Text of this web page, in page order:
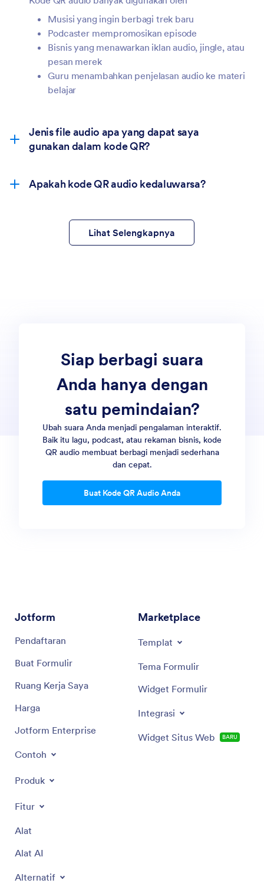
Musisi yang ingin berbagi trek baru
Podcaster mempromosikan episode
Bisnis yang menawarkan iklan audio, jingle, atau
pesan merek
Guru menambahkan penjelasan audio ke materi
belajar
Jenis file audio apa yang dapat saya
gunakan dalam kode QR?
Apakah kode QR audio kedaluwarsa?
Lihat Selengkapnya
Siap berbagi suara
Anda hanya dengan
satu pemindaian?
Ubah suara Anda menjadi pengalaman interaktif.
Baik itu lagu, podcast, atau rekaman bisnis, kode
QR audio membuat berbagi menjadi sederhana
dan cepat.
Buat Kode QR Audio Anda
Jotform
Pendaftaran
Buat Formulir
Ruang Kerja Saya
Harga
Jotform Enterprise
Contoh
Produk
Fitur
Alat
Alat AI
Alternatif
Marketplace
Templat
Tema Formulir
Widget Formulir
Integrasi
Widget Situs Web BARU